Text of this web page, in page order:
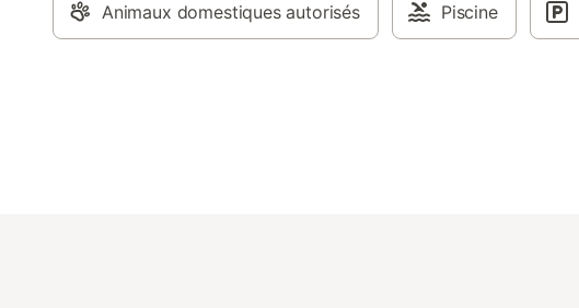
Animaux domestiques autorisés Piscine